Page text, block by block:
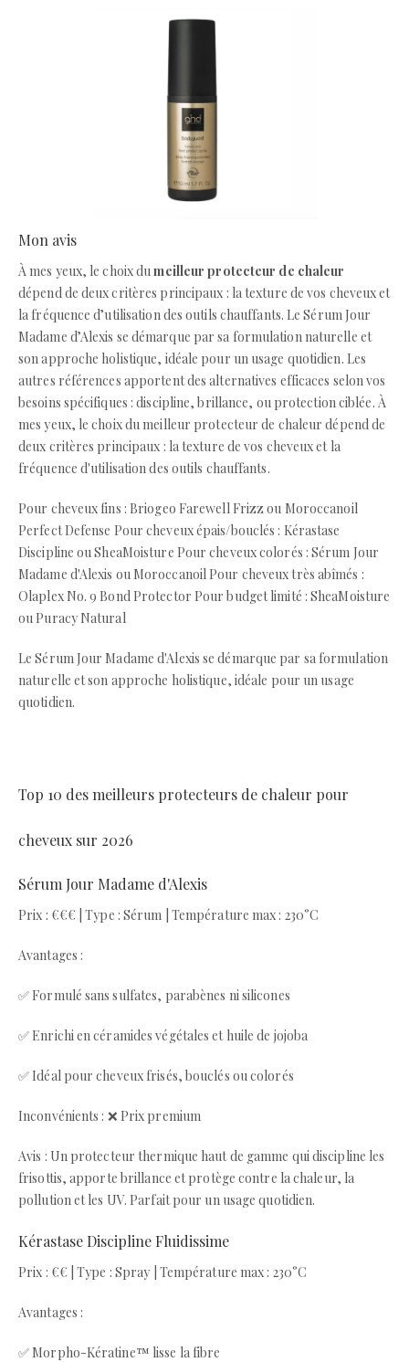
Mon avis
À mes yeux, le choix dumeilleur protecteur de chaleur
dépend de deux critères principaux : la texture de vos cheveux et
la fréquence d’utilisation des outils chauffants. Le Sérum Jour
Madame d’Alexis se démarque par sa formulation naturelle et
son approche holistique, idéale pour un usage quotidien. Les
autres références apportent des alternatives efficaces selon vos
besoins spécifiques : discipline, brillance, ou protection ciblée. À
mes yeux, le choix du meilleur protecteur de chaleur dépend de
deux critères principaux : la texture de vos cheveux et la
fréquence d'utilisation des outils chauffants.
Pour cheveux fins : Briogeo Farewell Frizz ou Moroccanoil
Perfect Defense Pour cheveux épais/bouclés : Kérastase
Discipline ou SheaMoisture Pour cheveux colorés : Sérum Jour
Madame d'Alexis ou Moroccanoil Pour cheveux très abîmés :
Olaplex No. 9 Bond Protector Pour budget limité : SheaMoisture
ou Puracy Natural
Le Sérum Jour Madame d'Alexis se démarque par sa formulation
naturelle et son approche holistique, idéale pour un usage
quotidien.
Top 10 des meilleurs protecteurs de chaleur pour
cheveux sur 2026
Sérum Jour Madame d'Alexis
Prix : €€€ | Type : Sérum | Température max : 230°C
Avantages :
✅ Formulé sans sulfates, parabènes ni silicones
✅ Enrichi en céramides végétales et huile de jojoba
✅ Idéal pour cheveux frisés, bouclés ou colorés
Inconvénients : ❌ Prix premium
Avis : Un protecteur thermique haut de gamme qui discipline les
frisottis, apporte brillance et protège contre la chaleur, la
pollution et les UV. Parfait pour un usage quotidien.
Kérastase Discipline Fluidissime
Prix : €€ | Type : Spray | Température max : 230°C
Avantages :
✅ Morpho-Kératine™ lisse la fibre